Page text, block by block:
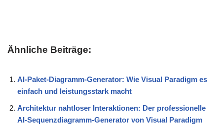
Ähnliche Beiträge:
AI-Paket-Diagramm-Generator: Wie Visual Paradigm es
einfach und leistungsstark macht
Architektur nahtloser Interaktionen: Der professionelle
AI-Sequenzdiagramm-Generator von Visual Paradigm